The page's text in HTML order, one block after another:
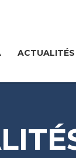
ACTUALITÉS